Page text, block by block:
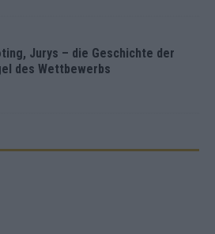
Jurys – die Geschichte der
des Wettbewerbs